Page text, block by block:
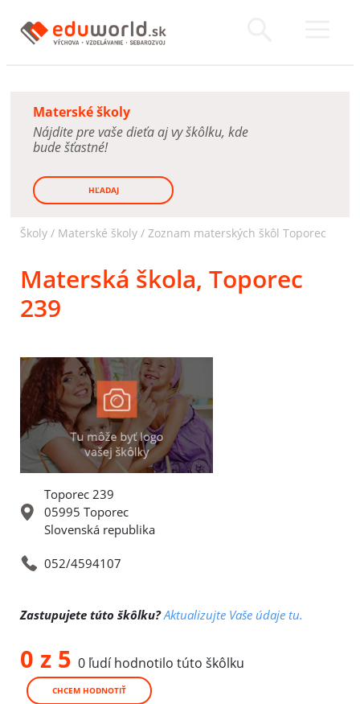
Materské školy
Nájdite pre vaše dieťa aj vy škôlku, kde
bude šťastné!
HĽADAJ
Školy / Materské školy / Zoznam materských škôl Toporec
Materská škola, Toporec
239
Toporec 239
05995 Toporec
Slovenská republika
052/4594107
Zastupujete túto škôlku? Aktualizujte Vaše údaje tu.
0 z 5 0 ľudí hodnotilo túto škôlku
CHCEM HODNOTIŤ